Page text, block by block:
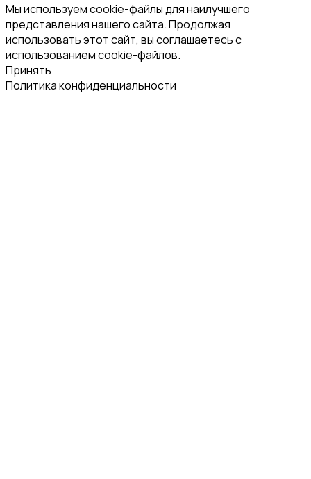
Мы используем cookie-файлы для наилучшего
представления нашего сайта. Продолжая
использовать этот сайт, вы соглашаетесь с
использованием cookie-файлов.
Принять
Политика конфиденциальности